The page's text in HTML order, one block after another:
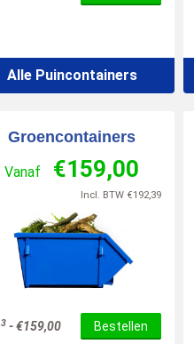
Alle Puincontainers
Groencontainers
Vanaf €159,00
Incl. BTW €192,39
3 -€159,00 Bestellen